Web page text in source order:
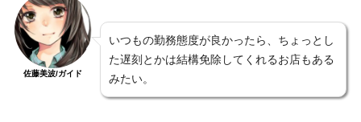
佐藤美波/ガイド
いつもの勤務態度が良かったら、ちょっとし
た遅刻とかは結構免除してくれるお店もある
みたい。